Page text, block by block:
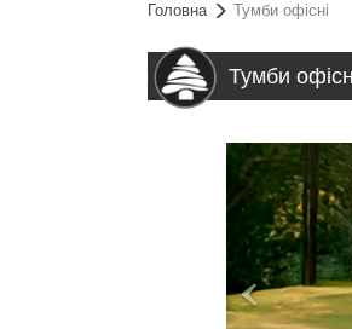
Головна Тумби офісні
Тумби